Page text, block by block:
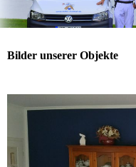
Bilder unserer Objekte